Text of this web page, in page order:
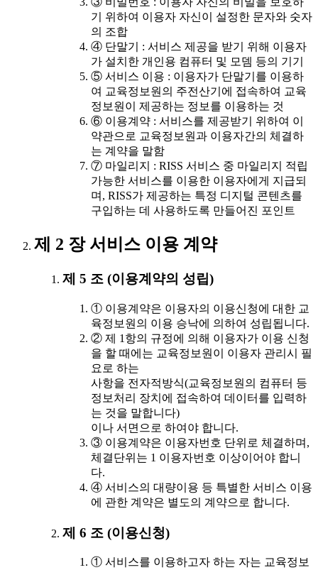
기 위하여 이용자 자신이 설정한 문자와 숫자
의 조합
④ 단말기 : 서비스 제공을 받기 위해 이용자
가 설치한 개인용 컴퓨터 및 모뎀 등의 기기
⑤ 서비스 이용 : 이용자가 단말기를 이용하
여 교육정보원의 주전산기에 접속하여 교육
정보원이 제공하는 정보를 이용하는 것
⑥ 이용계약 : 서비스를 제공받기 위하여 이
약관으로 교육정보원과 이용자간의 체결하
는 계약을 말함
⑦ 마일리지 : RISS 서비스 중 마일리지 적립
가능한 서비스를 이용한 이용자에게 지급되
며, RISS가 제공하는 특정 디지털 콘텐츠를
구입하는 데 사용하도록 만들어진 포인트
제 2 장 서비스 이용 계약
제 5 조 (이용계약의 성립)
① 이용계약은 이용자의 이용신청에 대한 교
육정보원의 이용 승낙에 의하여 성립됩니다.
② 제 1항의 규정에 의해 이용자가 이용 신청
을 할 때에는 교육정보원이 이용자 관리시 필
요로 하는
사항을 전자적방식(교육정보원의 컴퓨터 등
정보처리 장치에 접속하여 데이터를 입력하
는 것을 말합니다)
이나 서면으로 하여야 합니다.
③ 이용계약은 이용자번호 단위로 체결하며,
체결단위는 1 이용자번호 이상이어야 합니
다.
④ 서비스의 대량이용 등 특별한 서비스 이용
에 관한 계약은 별도의 계약으로 합니다.
제 6 조 (이용신청)
① 서비스를 이용하고자 하는 자는 교육정보